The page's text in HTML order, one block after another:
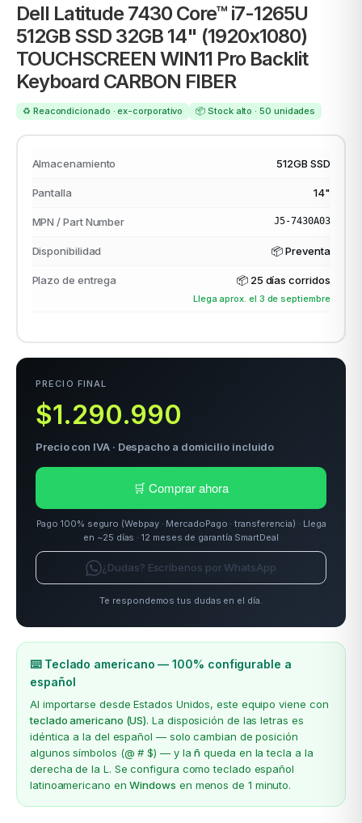
Dell Latitude 7430 Core™ i7-1265U
512GB SSD 32GB 14" (1920x1080)
TOUCHSCREEN WIN11 Pro Backlit
Keyboard CARBON FIBER
♻️ Reacondicionado · ex-corporativo 📦 Stock alto · 50 unidades
Almacenamiento 512GB SSD
Pantalla 14"
MPN / Part Number J5-7430A03
Disponibilidad 📦 Preventa
Plazo de entrega 📦 25 días corridos
Llega aprox. el 3 de septiembre
PRECIO FINAL
$1.290.990
Precio con IVA · Despacho a domicilio incluido
🛒 Comprar ahora
Pago 100% seguro (Webpay · MercadoPago · transferencia) · Llega
en ~25 días · 12 meses de garantía SmartDeal
¿Dudas? Escríbenos por WhatsApp
Te respondemos tus dudas en el día.
⌨️ Teclado americano — 100% configurable a
español
Al importarse desde Estados Unidos, este equipo viene con
teclado americano (US). La disposición de las letras es
idéntica a la del español — solo cambian de posición
algunos símbolos (@ # $) — y lañ queda en la tecla a la
derecha de la L. Se configura como teclado español
latinoamericano enWindows en menos de 1 minuto.